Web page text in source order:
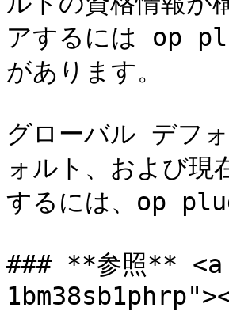
アするには op
があります。
グローバル デフ
ォルト、および現
するには、op
### **参照**